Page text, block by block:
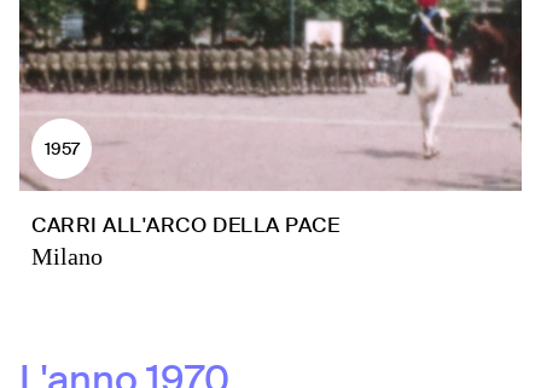
1957
CARRI ALL'ARCO DELLA PACE
Milano